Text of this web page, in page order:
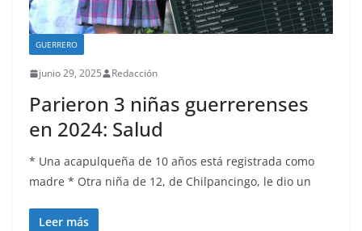
GUERRERO
junio 29, 2025 Redacción
Parieron 3 niñas guerrerenses
en 2024: Salud
* Una acapulqueña de 10 años está registrada como
madre * Otra niña de 12, de Chilpancingo, le dio un
Leer más